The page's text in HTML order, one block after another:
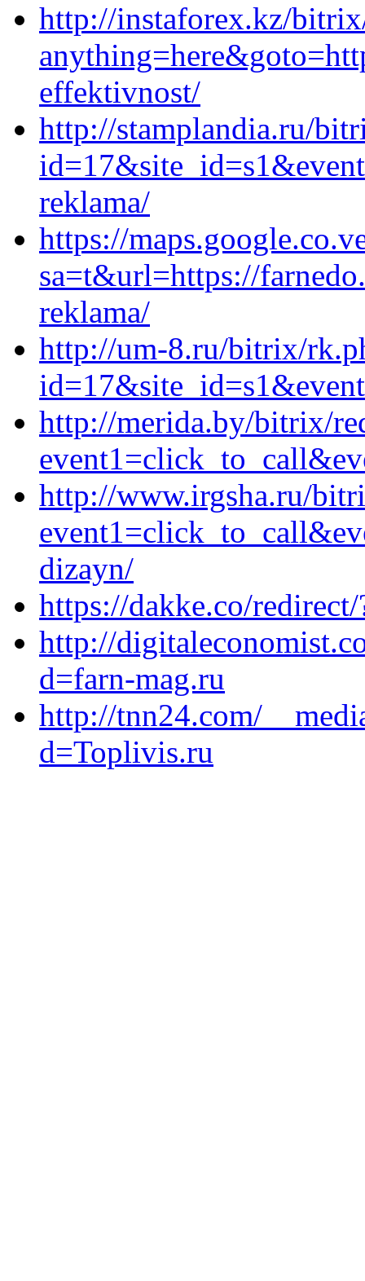
http://instaforex.kz/
effektivnost/
http://stamplandia.ru/
reklama/
https://
sa=t&url=https://
reklama/
http://um-8.ru/bitrix/
http://merida.by/bitrix/
http://www.irgsha.ru/
dizayn/
https://dakke.co/
http://
d=farn-mag.ru
http://tnn24.com/
d=Toplivis.ru